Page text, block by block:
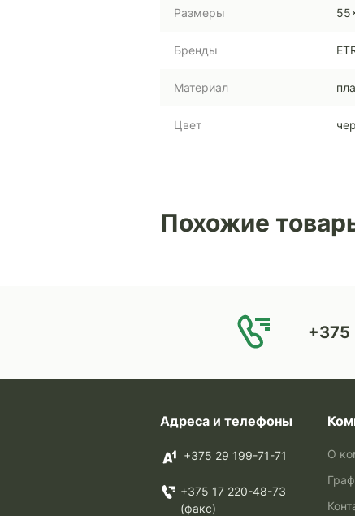
Размеры
Бренды
Материал
Цвет
Похожие
+375
Адреса и телефоны
+375 29 199-71-71
+375 17 220-48-73
(факс)
О